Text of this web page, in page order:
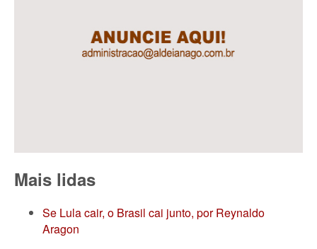
Mais lidas
Se Lula cair, o Brasil cai junto, por Reynaldo
Aragon